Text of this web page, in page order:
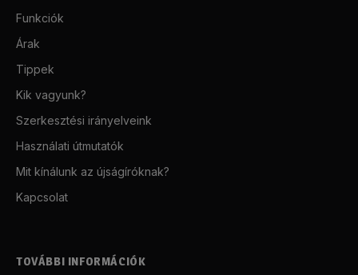
Funkciók
Árak
Tippek
Kik vagyunk?
Szerkesztési irányelveink
Használati útmutatók
Mit kínálunk az újságíróknak?
Kapcsolat
TOVÁBBI INFORMÁCIÓK